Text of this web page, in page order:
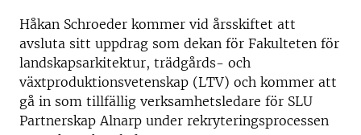
Håkan Schroeder kommer vid årsskiftet att
avsluta sitt uppdrag som dekan för Fakulteten för
landskapsarkitektur, trädgårds- och
växtproduktionsvetenskap (LTV) och kommer att
gå in som tillfällig verksamhetsledare för SLU
Partnerskap Alnarp under rekryteringsprocessen